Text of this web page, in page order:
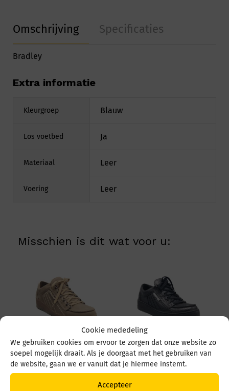
Cookie mededeling
We gebruiken cookies om ervoor te zorgen dat onze website zo
soepel mogelijk draait. Als je doorgaat met het gebruiken van
de website, gaan we er vanuit dat je hiermee instemt.
Accepteer
Omschrijving Specificaties
Bradley
Extra informatie
Kleurgroep Blauw
Los voetbed Ja
Materiaal Leer
Voering Leer
Misschien is dit wat voor u:
Mephisto Rainbow
Rainbow Taupe
199,95
Mephisto Rainbow
Rainbow Zwart